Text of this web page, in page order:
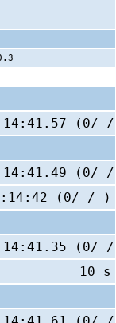
(0/
(0/
(0/ / )
(0/
10 s